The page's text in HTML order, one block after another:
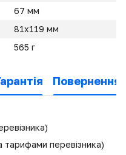
67 мм
81х119 мм
565 г
Повернення
перевізника)